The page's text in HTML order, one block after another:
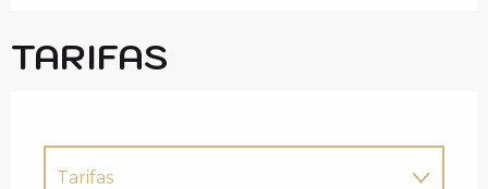
TARIFAS
Tarifas